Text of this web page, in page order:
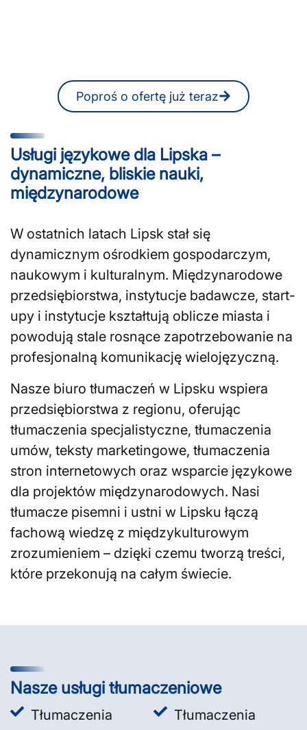
Poproś o ofertę już teraz
Usługi językowe dla Lipska –
dynamiczne, bliskie nauki,
międzynarodowe
W ostatnich latach Lipsk stał się
dynamicznym ośrodkiem gospodarczym,
naukowym i kulturalnym. Międzynarodowe
przedsiębiorstwa, instytucje badawcze, start-
upy i instytucje kształtują oblicze miasta i
powodują stale rosnące zapotrzebowanie na
profesjonalną komunikację wielojęzyczną.
Nasze biuro tłumaczeń w Lipsku wspiera
przedsiębiorstwa z regionu, oferując
tłumaczenia specjalistyczne, tłumaczenia
umów, teksty marketingowe, tłumaczenia
stron internetowych oraz wsparcie językowe
dla projektów międzynarodowych. Nasi
tłumacze pisemni i ustni w Lipsku łączą
fachową wiedzę z międzykulturowym
zrozumieniem – dzięki czemu tworzą treści,
które przekonują na całym świecie.
Nasze usługi tłumaczeniowe
Tłumaczenia
Tłumaczenia